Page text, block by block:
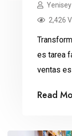
2,426
es tarea
ventas
Elías
artículos
Read